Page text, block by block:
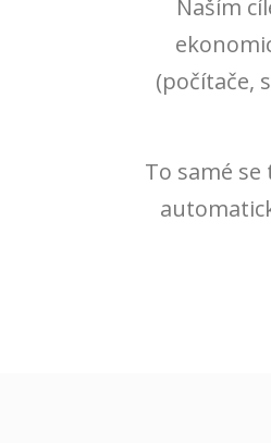
Naším
(počítače,
To samé